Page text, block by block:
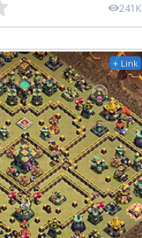
241K
+ Link